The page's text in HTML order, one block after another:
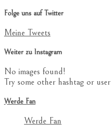
Folge uns auf Twitter
Meine Tweets
Weiter zu Instagram
No images found!
Try some other hashtag or
Werde Fan
Werde Fan